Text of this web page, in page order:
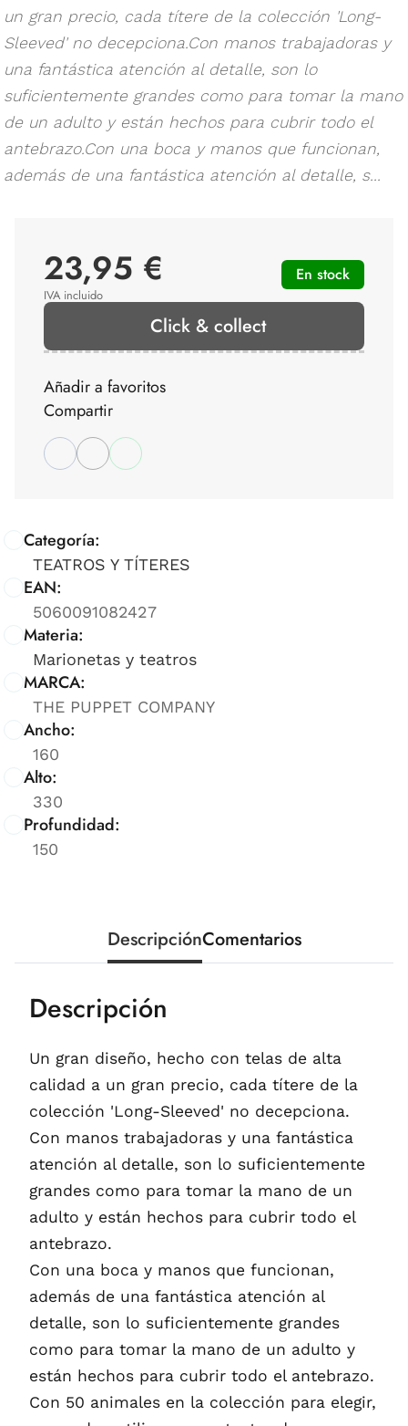
un gran precio, cada títere de la colección 'Long-
Sleeved' no decepciona.Con manos trabajadoras y
una fantástica atención al detalle, son lo
suficientemente grandes como para tomar la mano
de un adulto y están hechos para cubrir todo el
antebrazo.Con una boca y manos que funcionan,
además de una fantástica atención al detalle, s...
Categoría:
TEATROS Y TÍTERES
EAN:
5060091082427
Materia:
Marionetas y teatros
MARCA:
THE PUPPET COMPANY
Ancho:
160
Alto:
330
Profundidad:
150
23,95 €
IVA incluido
En stock
Click & collect
Añadir a favoritos
Compartir
DescripciónComentarios
Descripción
Un gran diseño, hecho con telas de alta
calidad a un gran precio, cada títere de la
colección 'Long-Sleeved' no decepciona.
Con manos trabajadoras y una fantástica
atención al detalle, son lo suficientemente
grandes como para tomar la mano de un
adulto y están hechos para cubrir todo el
antebrazo.
Con una boca y manos que funcionan,
además de una fantástica atención al
detalle, son lo suficientemente grandes
como para tomar la mano de un adulto y
están hechos para cubrir todo el antebrazo.
Con 50 animales en la colección para elegir,